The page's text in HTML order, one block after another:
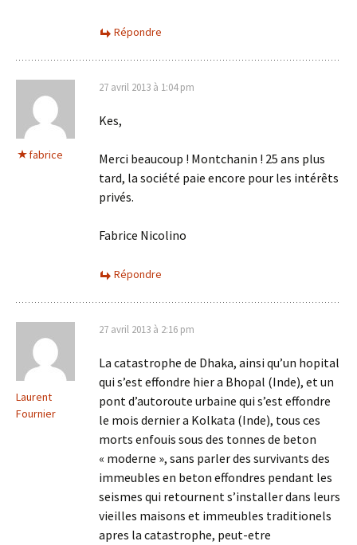
Répondre
fabrice
27 avril 2013 à 1:04 pm
Kes,
Merci beaucoup ! Montchanin ! 25 ans plus
tard, la société paie encore pour les intérêts
privés.
Fabrice Nicolino
Répondre
Laurent
Fournier
27 avril 2013 à 2:16 pm
La catastrophe de Dhaka, ainsi qu’un hopital
qui s’est effondre hier a Bhopal (Inde), et un
pont d’autoroute urbaine qui s’est effondre
le mois dernier a Kolkata (Inde), tous ces
morts enfouis sous des tonnes de beton
« moderne », sans parler des survivants des
immeubles en beton effondres pendant les
seismes qui retournent s’installer dans leurs
vieilles maisons et immeubles traditionels
apres la catastrophe, peut-etre